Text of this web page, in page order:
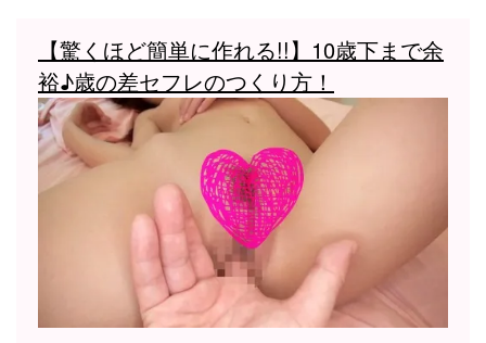
【驚くほど簡単に作れる!!】10歳下まで余
裕♪歳の差セフレのつくり方！